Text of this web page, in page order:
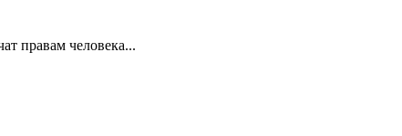
правам человека...